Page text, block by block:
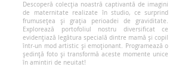
Descoperă colecția noastră captivantă de imagini
de maternitate realizate în studio, ce surprind
frumusețea și grația perioadei de graviditate.
Explorează portofoliul nostru diversificat ce
evidențiază legătura specială dintre mamă și copil
într-un mod artistic și emoționant. Programează o
ședință foto și transformă aceste momente unice
în amintiri de neuitat!